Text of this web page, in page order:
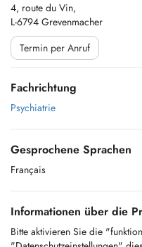
4, route du Vin,
L-6794 Grevenmacher
Termin per Anruf
Fachrichtung
Psychiatrie
Gesprochene Sprachen
Français
Informationen über die
Bitte aktivieren Sie die